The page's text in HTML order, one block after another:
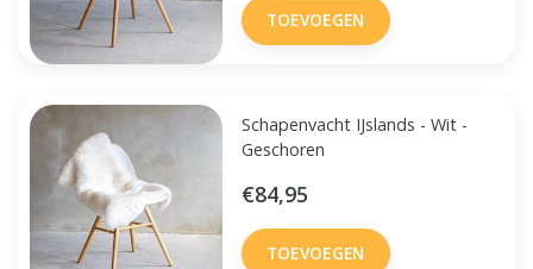
TOEVOEGEN
Schapenvacht IJslands - Wit -
Geschoren
€84,95
TOEVOEGEN